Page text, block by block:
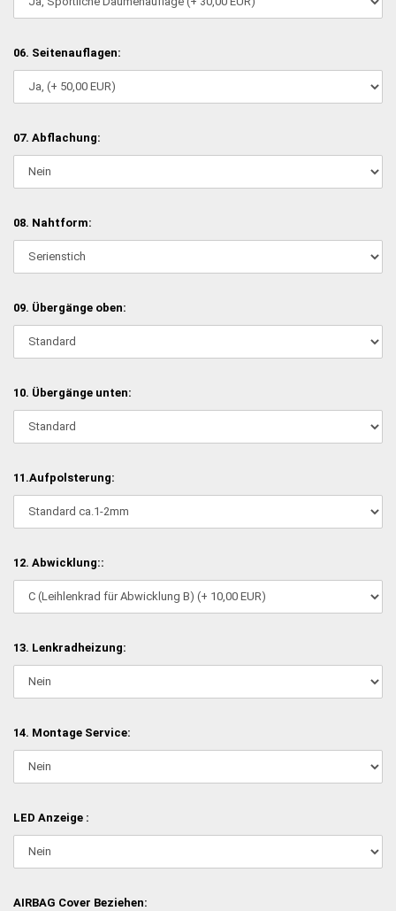
06. Seitenauflagen:
07. Abflachung:
08. Nahtform:
09. Übergänge oben:
10. Übergänge unten:
11.Aufpolsterung:
12. Abwicklung::
13. Lenkradheizung:
14. Montage Service:
LED Anzeige :
AIRBAG Cover Beziehen: